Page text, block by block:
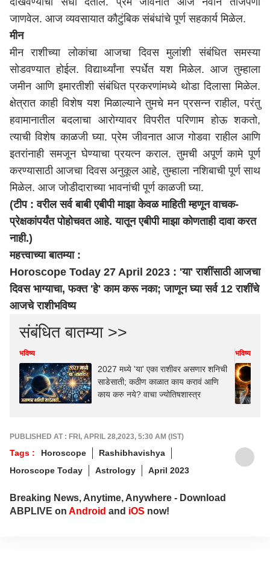
जाणवेल. आज व्यवसायात कौटुंबिक संबंधांचे पूर्ण सहकार्य मिळेल.
मीन
मीन राशीच्या लोकांचा आजचा दिवस मुलांशी संबंधित समस्या
सोडवण्यात होईल. विद्यार्थ्यांना स्पर्धेत यश मिळेल. आज तुम्हाला
जमीन आणि इमारतीशी संबंधित प्रकरणांमध्ये थोडा दिलासा मिळेल.
क्षेत्रात काही विशेष यश मिळाल्याने तुमचे मन प्रसन्न राहील, परंतु
हवामानातील बदलाचा आरोग्यावर विपरीत परिणाम होऊ शकतो,
त्याची विशेष काळजी घ्या. प्रेम जीवनात आज गोडवा राहील आणि
इतरांनाही समजून घेण्याचा प्रयत्न कराल. तुमची अपूर्ण कामे पूर्ण
करण्यासाठी आजचा दिवस अनुकूल आहे, तुम्हाला नशिबाची पूर्ण साथ
मिळेल. आज जोडीदाराच्या भावनांची पूर्ण काळजी घ्या.
(टीप : वरील सर्व बाबी एबीपी माझा केवळ माहिती म्हणून वाचक-
प्रेक्षकांपर्यंत पोहोचवत आहे. यातून एबीपी माझा कोणताही दावा करत
नाही.)
महत्त्वाच्या बातम्या :
Horoscope Today 27 April 2023 : 'या' राशींसाठी आजचा
दिवस भाग्याचा, फक्त 'हे' काम करू नका; जाणून घ्या सर्व 12 राशींचे
आजचे राशीभविष्य
संबंधित बातम्या >>
भविष्य
2027 मध्ये 'या' एका राशीवर असणार शनिची
साडेसाती; कठीण काळात काय करावं आणि
काय करु नये? वाचा ज्योतिषशास्त्र
भविष्य
PUBLISHED AT : FRI, APRIL 28,2023, 5:30 AM (IST)
Tags : Horoscope
Rashibhavishya
Horoscope Today
Astrology April 2023
Breaking News, Anytime, Anywhere - Download
ABPLIVE on Android and iOS now!